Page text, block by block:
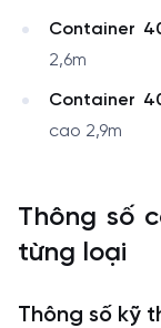
Container
2,6m
Container
cao 2,9m
Thông số
từng loại
Thông số kỹ